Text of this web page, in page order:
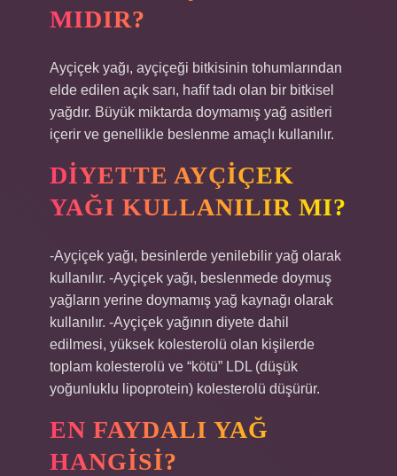
MIDIR?
Ayçiçek yağı, ayçiçeği bitkisinin tohumlarından
elde edilen açık sarı, hafif tadı olan bir bitkisel
yağdır. Büyük miktarda doymamış yağ asitleri
içerir ve genellikle beslenme amaçlı kullanılır.
DIYETTE AYÇIÇEK
YAĞI KULLANILIR MI?
-Ayçiçek yağı, besinlerde yenilebilir yağ olarak
kullanılır. -Ayçiçek yağı, beslenmede doymuş
yağların yerine doymamış yağ kaynağı olarak
kullanılır. -Ayçiçek yağının diyete dahil
edilmesi, yüksek kolesterolü olan kişilerde
toplam kolesterolü ve “kötü” LDL (düşük
yoğunluklu lipoprotein) kolesterolü düşürür.
EN FAYDALI YAĞ
HANGISI?